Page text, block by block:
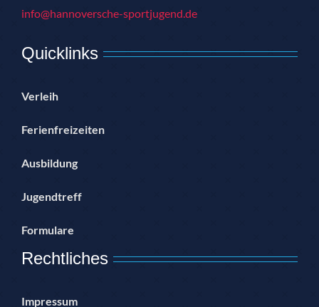
info@hannoversche-sportjugend.de
Quicklinks
Verleih
Ferienfreizeiten
Ausbildung
Jugendtreff
Formulare
Rechtliches
Impressum